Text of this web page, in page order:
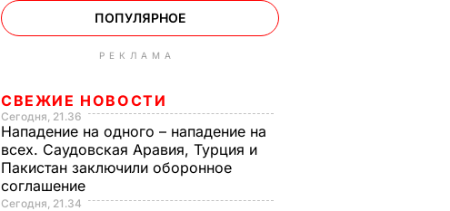
ПОПУЛЯРНОЕ
РЕКЛАМА
СВЕЖИЕ НОВОСТИ
Сегодня, 21.36
Нападение на одного – нападение на
всех. Саудовская Аравия, Турция и
Пакистан заключили оборонное
соглашение
Сегодня, 21.34